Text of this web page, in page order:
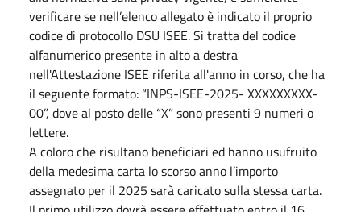
verificare se nell’elenco allegato è indicato il proprio
codice di protocollo DSU ISEE. Si tratta del codice
alfanumerico presente in alto a destra
nell'Attestazione ISEE riferita all'anno in corso, che ha
il seguente formato: “INPS-ISEE-2025- XXXXXXXXX-
00”, dove al posto delle “X” sono presenti 9 numeri o
lettere.
A coloro che risultano beneficiari ed hanno usufruito
della medesima carta lo scorso anno l’importo
assegnato per il 2025 sarà caricato sulla stessa carta.